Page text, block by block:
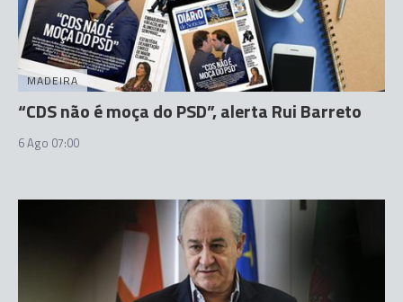
MADEIRA
“CDS não é moça do PSD”, alerta Rui Barreto
6 Ago 07:00